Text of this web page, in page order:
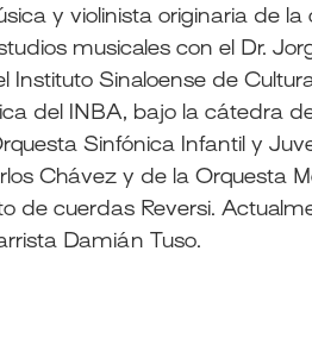
y violinista originaria de la
musicales con el Dr.
Instituto Sinaloense de
del INBA, bajo la cátedra
Sinfónica Infantil y
Chávez y de la Orquesta
de cuerdas Reversi.
Damián Tuso.